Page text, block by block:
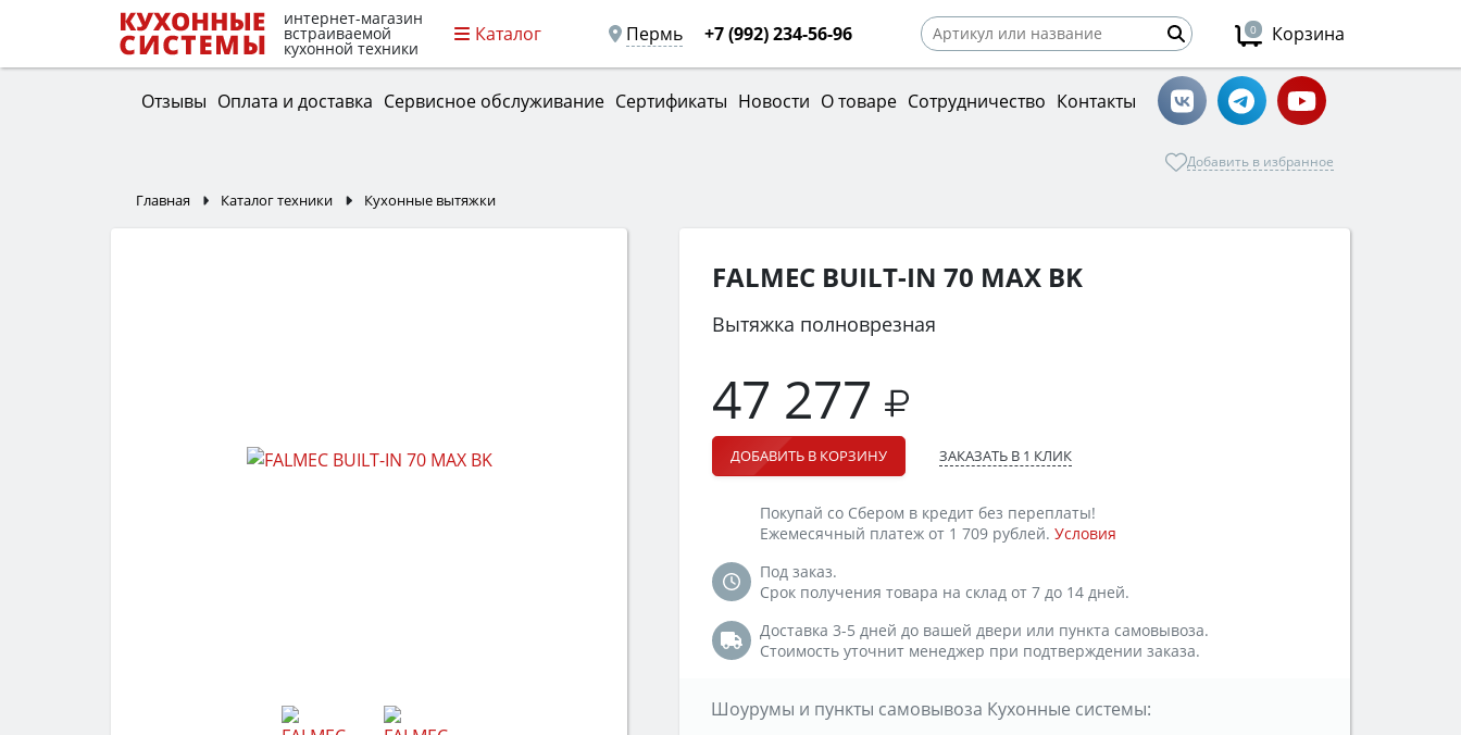
интернет-магазин
встраиваемой
кухонной техники
Каталог Пермь +7 (992) 234-56-96 0 Корзина
Отзывы Оплата и доставка Сервисное обслуживание Сертификаты Новости О товаре Сотрудничество Контакты
Добавить в избранное
Главная Каталог техники Кухонные вытяжки
FALMEC BUILT-IN 70 MAX BK
Вытяжка полноврезная
47 277
ДОБАВИТЬ В КОРЗИНУ ЗАКАЗАТЬ В 1 КЛИК
Покупай со Сбером в кредит без переплаты!
Ежемесячный платеж от 1 709 рублей. Условия
Под заказ.
Срок получения товара на склад от 7 до 14 дней.
Доставка 3-5 дней до вашей двери или пункта самовывоза.
Стоимость уточнит менеджер при подтверждении заказа.
Шоурумы и пункты самовывоза Кухонные системы: